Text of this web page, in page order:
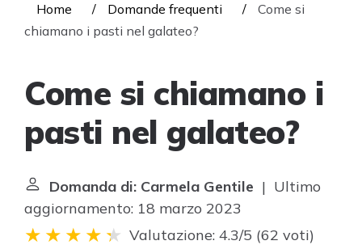
Home Domande frequenti
Come si
chiamano i pasti nel galateo?
Come si chiamano i
pasti nel galateo?
Domanda di: Carmela Gentile | Ultimo
aggiornamento: 18 marzo 2023
Valutazione: 4.3/5 (62 voti)